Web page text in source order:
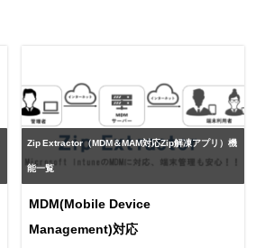
Zip Extractor（MDM＆MAM対応Zip解凍アプリ）機
能一覧
MDM(Mobile Device
Management)対応